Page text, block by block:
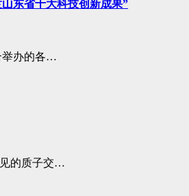
东省十大科技创新成果”
举办的各…
的质子交…